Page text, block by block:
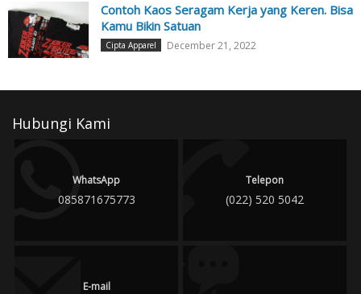
Contoh Kaos Seragam Kerja yang Keren. Bisa
Kamu Bikin Satuan
Cipta Apparel December 21, 2022
Hubungi Kami
WhatsApp
085871675773
Telepon
(022) 520 5042
E-mail